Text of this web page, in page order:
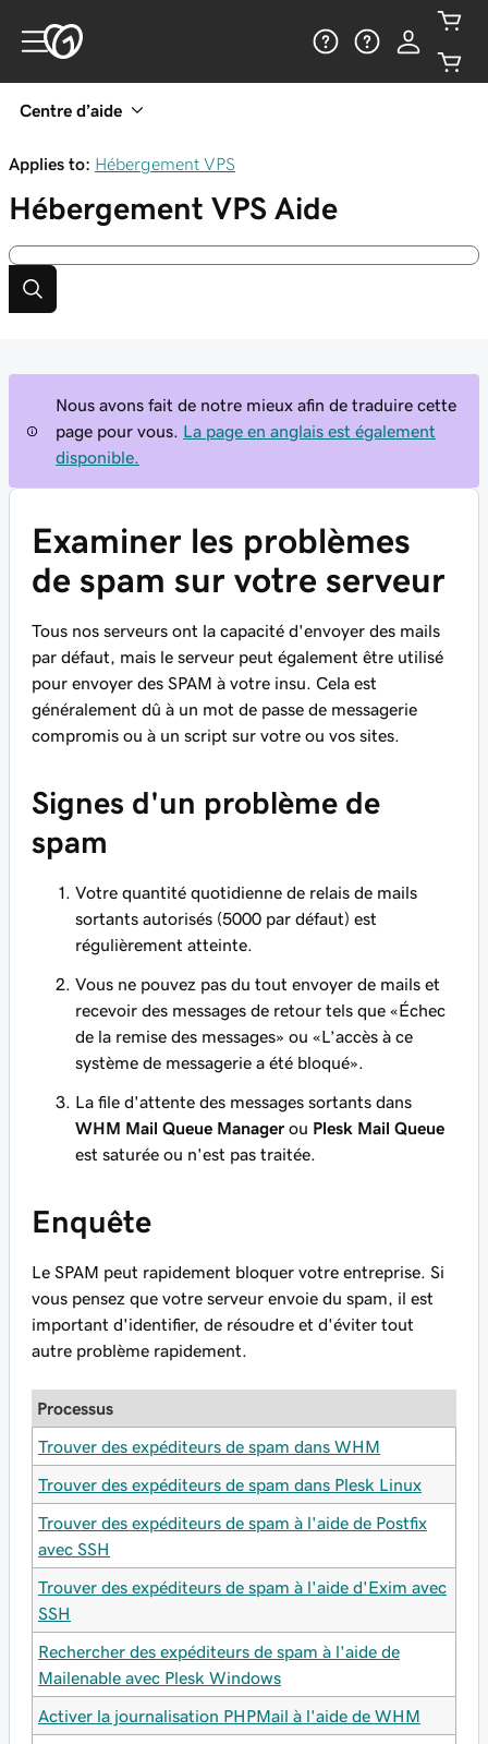
Centre d’aide
Applies to: Hébergement VPS
Hébergement VPS Aide
Nous avons fait de notre mieux afin de traduire cette
page pour vous.
La page en anglais est également
disponible.
Examiner les problèmes
de spam sur votre serveur
Tous nos serveurs ont la capacité d'envoyer des mails
par défaut, mais le serveur peut également être utilisé
pour envoyer des SPAM à votre insu. Cela est
généralement dû à un mot de passe de messagerie
compromis ou à un script sur votre ou vos sites.
Signes d'un problème de
spam
Votre quantité quotidienne de relais de mails
sortants autorisés (5000 par défaut) est
régulièrement atteinte.
Vous ne pouvez pas du tout envoyer de mails et
recevoir des messages de retour tels que «Échec
de la remise des messages» ou «L’accès à ce
système de messagerie a été bloqué».
La file d'attente des messages sortants dans
WHM Mail Queue Manager ou Plesk Mail Queue
est saturée ou n'est pas traitée.
Enquête
Le SPAM peut rapidement bloquer votre entreprise. Si
vous pensez que votre serveur envoie du spam, il est
important d'identifier, de résoudre et d'éviter tout
autre problème rapidement.
Processus
Trouver des expéditeurs de spam dans WHM
Trouver des expéditeurs de spam dans Plesk Linux
Trouver des expéditeurs de spam à l'aide de Postfix
avec SSH
Trouver des expéditeurs de spam à l'aide d'Exim avec
SSH
Rechercher des expéditeurs de spam à l'aide de
Mailenable avec Plesk Windows
Activer la journalisation PHPMail à l'aide de WHM